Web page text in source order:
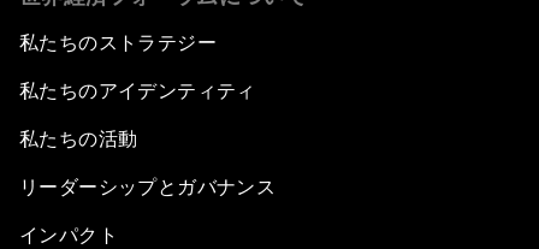
私たちのストラテジー
私たちのアイデンティティ
私たちの活動
リーダーシップとガバナンス
インパクト